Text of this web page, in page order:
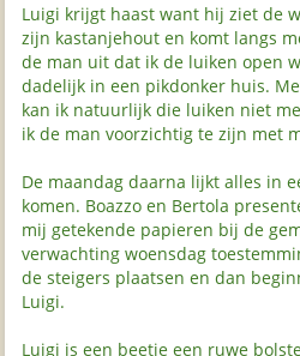
Luigi krijgt haast want hij ziet de
zijn kastanjehout en komt langs
de man uit dat ik de luiken open
dadelijk in een pikdonker huis.
kan ik natuurlijk die luiken niet
ik de man voorzichtig te zijn met
De maandag daarna lijkt alles in
komen. Boazzo en Bertola
mij getekende papieren bij de
verwachting woensdag
de steigers plaatsen en dan
Luigi.
Luigi is een beetje een ruwe